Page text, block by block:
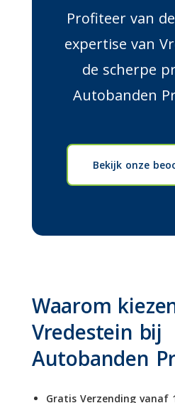
Profiteer van
expertise van
de scherpe
Autobanden
Bekijk onze
Waarom
Vredestein bij
Autobanden
Gratis Verzending vanaf